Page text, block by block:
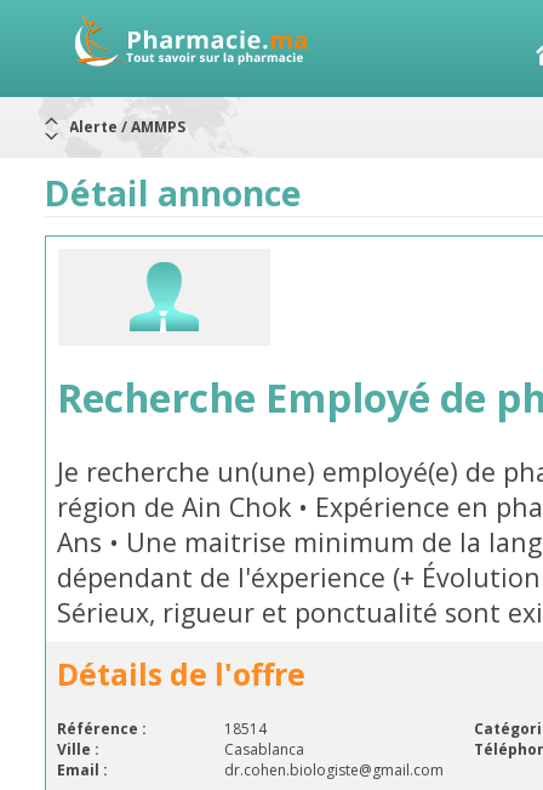
Aureomycine ophtalmique : Rappel de lots
RAPPELS DE LOTS
Rappel de lots : préparations lactées
Détail annonce
Recherche Employé de
Je recherche un(une) employé(e) de
région de Ain Chok • Expérience en
Ans • Une maitrise minimum de la
dépendant de l'éxperience (+
Sérieux, rigueur et ponctualité sont
Détails de l'offre
Référence : 18514
Ville :
Casablanca
Email :
dr.cohen.biologiste@gmail.com